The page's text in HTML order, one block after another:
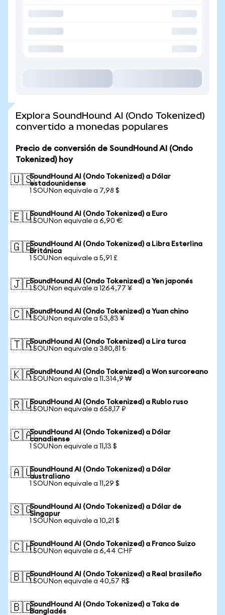
Explora SoundHound AI (Ondo Tokenized)
convertido a monedas populares
Precio de conversión de SoundHound AI (Ondo
Tokenized) hoy
🇺🇸SoundHound AI (Ondo Tokenized) a Dólar
estadounidense
1 SOUNon equivale a 7,98 $
🇪🇺SoundHound AI (Ondo Tokenized) a Euro
1 SOUNon equivale a 6,90 €
🇬🇧SoundHound AI (Ondo Tokenized) a Libra Esterlina
Británica
1 SOUNon equivale a 5,91 £
🇯🇵SoundHound AI (Ondo Tokenized) a Yen japonés
1 SOUNon equivale a 1264,77 ¥
🇨🇳SoundHound AI (Ondo Tokenized) a Yuan chino
1 SOUNon equivale a 53,83 ¥
🇹🇷SoundHound AI (Ondo Tokenized) a Lira turca
1 SOUNon equivale a 380,81 ₺
🇰🇷SoundHound AI (Ondo Tokenized) a Won surcoreano
1 SOUNon equivale a 11.314,9 ₩
🇷🇺SoundHound AI (Ondo Tokenized) a Rublo ruso
1 SOUNon equivale a 658,17 ₽
🇨🇦SoundHound AI (Ondo Tokenized) a Dólar
canadiense
1 SOUNon equivale a 11,13 $
🇦🇺SoundHound AI (Ondo Tokenized) a Dólar
australiano
1 SOUNon equivale a 11,29 $
🇸🇬SoundHound AI (Ondo Tokenized) a Dólar de
Singapur
1 SOUNon equivale a 10,21 $
🇨🇭SoundHound AI (Ondo Tokenized) a Franco Suizo
1 SOUNon equivale a 6,44 CHF
🇧🇷SoundHound AI (Ondo Tokenized) a Real brasileño
1 SOUNon equivale a 40,57 R$
🇧🇩SoundHound AI (Ondo Tokenized) a Taka de
Bangladés